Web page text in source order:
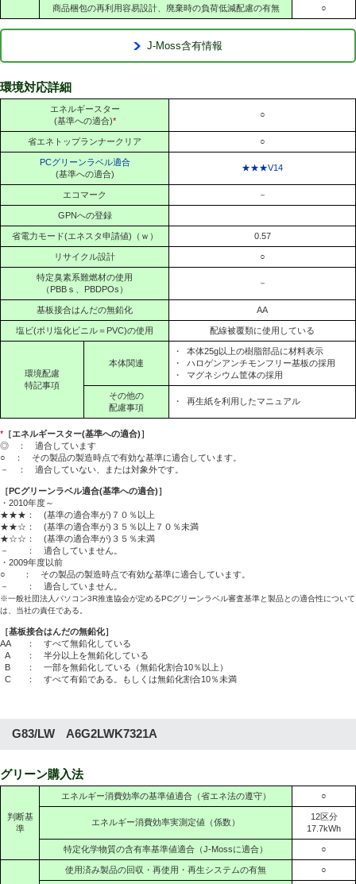
商品梱包の再利用容易設計、廃棄時の負荷低減配慮の有無 ○
J-Moss含有情報
環境対応詳細
エネルギースター
(基準への適合)*
○
省エネトップランナークリア ○
PCグリーンラベル適合
(基準への適合)
★★★V14
エコマーク －
GPNへの登録
省電力モード(エネスタ申請値)（ｗ） 0.57
リサイクル設計 ○
特定臭素系難燃材の使用
（PBBｓ、PBDPOs）
－
基板接合はんだの無鉛化 AA
塩ビ(ポリ塩化ビニル＝PVC)の使用 配線被覆類に使用している
環境配慮
特記事項
本体関連
・
本体25g以上の樹脂部品に材料表示
・
ハロゲンアンチモンフリー基板の採用
・
マグネシウム筐体の採用
その他の
配慮事項
・ 再生紙を利用したマニュアル
* ［エネルギースター(基準への適合)］
◎ ： 適合しています
○ ： その製品の製造時点で有効な基準に適合しています。
－ ： 適合していない、または対象外です。
［PCグリーンラベル適合(基準への適合)］
・2010年度～
★★★： (基準の適合率が)７０％以上
★★☆： (基準の適合率が)３５％以上７０％未満
★☆☆： (基準の適合率が)３５％未満
－ ： 適合していません。
・2009年度以前
○ ： その製品の製造時点で有効な基準に適合しています。
－ ： 適合していません。
※一般社団法人パソコン3R推進協会が定めるPCグリーンラベル審査基準と製品との適合性について
は、当社の責任である。
［基板接合はんだの無鉛化］
AA
： すべて無鉛化している
A
： 半分以上を無鉛化している
B
： 一部を無鉛化している（無鉛化割合10％以上）
C
： すべて有鉛である。もしくは無鉛化割合10％未満
G83/LW A6G2LWK7321A
グリーン購入法
判断基
準
エネルギー消費効率の基準値適合（省エネ法の遵守） ○
エネルギー消費効率実測定値（係数）
12区分
17.7kWh
特定化学物質の含有率基準値適合（J-Mossに適合） ○
使用済み製品の回収・再使用・再生システムの有無 ○